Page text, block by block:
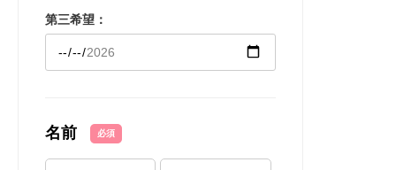
第三希望：
名前 必須